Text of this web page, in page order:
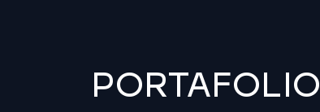
PORTAFOLIO